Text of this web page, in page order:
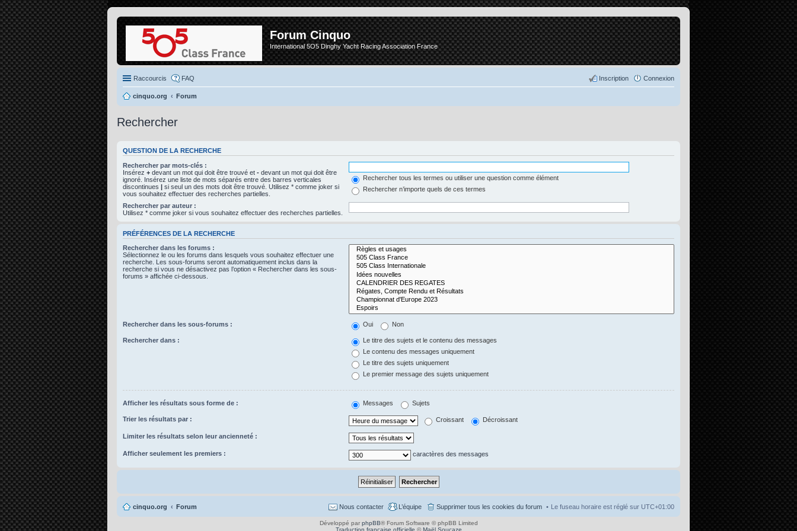
Forum Cinquo
International 5O5 Dinghy Yacht Racing Association France
Raccourcis FAQ Connexion
Inscription
cinquo.org Forum
Rechercher
QUESTION DE LA RECHERCHE
Rechercher par mots-clés :
Insérez + devant un mot qui doit être trouvé et - devant un mot qui doit être
ignoré. Insérez une liste de mots séparés entre des barres verticales
discontinues | si seul un des mots doit être trouvé. Utilisez * comme joker si
vous souhaitez effectuer des recherches partielles.
Rechercher tous les termes ou utiliser une question comme élément
Rechercher n’importe quels de ces termes
Rechercher par auteur :
Utilisez * comme joker si vous souhaitez effectuer des recherches partielles.
PRÉFÉRENCES DE LA RECHERCHE
Rechercher dans les forums :
Sélectionnez le ou les forums dans lesquels vous souhaitez effectuer une
recherche. Les sous-forums seront automatiquement inclus dans la
recherche si vous ne désactivez pas l’option « Rechercher dans les sous-
forums » affichée ci-dessous.
Rechercher dans les sous-forums : Oui Non
Rechercher dans :
Le titre des sujets et le contenu des messages
Le contenu des messages uniquement
Le titre des sujets uniquement
Le premier message des sujets uniquement
Afficher les résultats sous forme de : Messages Sujets
Trier les résultats par : Croissant Décroissant
Limiter les résultats selon leur ancienneté :
Afficher seulement les premiers : caractères des messages
cinquo.org Forum Le fuseau horaire est réglé sur UTC+01:00
Supprimer tous les cookies du forum
L’équipe
Nous contacter
Développé par phpBB® Forum Software © phpBB Limited
Traduction française officielle ©Maël Soucaze